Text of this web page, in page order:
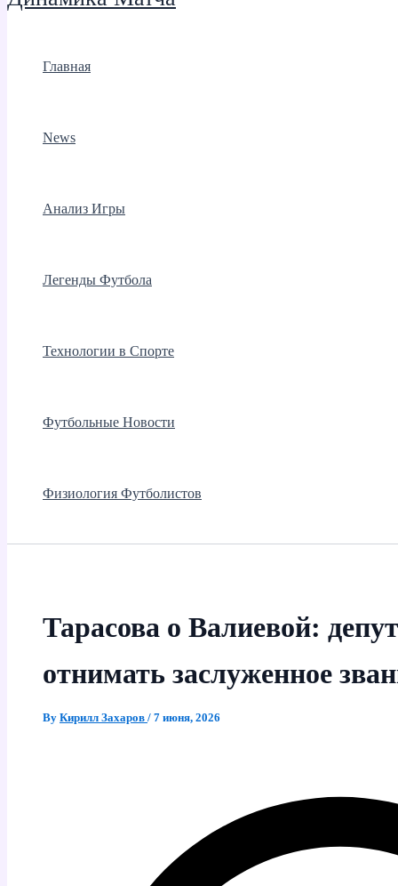
Главная
News
Анализ Игры
Легенды Футбола
Технологии в Спорте
Футбольные Новости
Физиология Футболистов
Тарасова о Валиевой:
отнимать заслуженное
By Кирилл Захаров / 7 июня, 2026